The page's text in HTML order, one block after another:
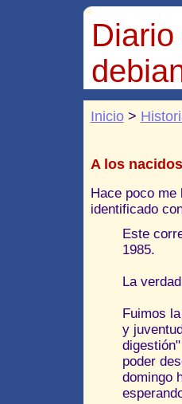
Inicio>
A los
Hace poco me
identificado
Este
1985.
La
Fuimos
y
poder
domingo